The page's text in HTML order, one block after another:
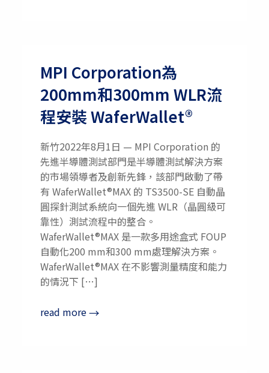
MPI Corporation為
200mm和300mm WLR流
程安裝 WaferWallet®
新竹2022年8月1日 — MPI Corporation 的
先進半導體測試部門是半導體測試解決方案
的市場領導者及創新先鋒，該部門啟動了帶
有 WaferWallet®MAX 的 TS3500-SE 自動晶
圓探針測試系統向一個先進 WLR（晶圓級可
靠性）測試流程中的整合。
WaferWallet®MAX 是一款多用途盒式 FOUP
自動化200 mm和300 mm處理解決方案。
WaferWallet®MAX 在不影響測量精度和能力
的情況下 […]
read more→